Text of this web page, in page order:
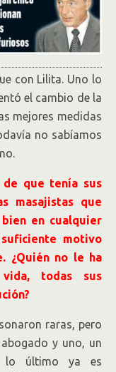
con Lilita. Uno lo
el cambio de la
mejores medidas
no sabíamos
que tenía sus
masajistas que
en cualquier
motivo
¿Quién no le ha
todas sus
raras, pero
y uno, un
lo último ya es